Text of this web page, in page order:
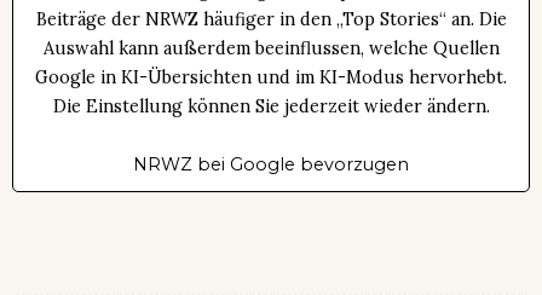
Beiträge der NRWZ häufiger in den „Top Stories“ an. Die
Auswahl kann außerdem beeinflussen, welche Quellen
Google in KI-Übersichten und im KI-Modus hervorhebt.
Die Einstellung können Sie jederzeit wieder ändern.
NRWZ bei Google bevorzugen